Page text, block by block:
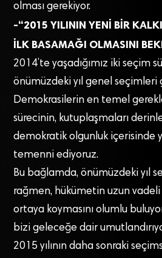
olması gerekiyor.
-“2015 YILININ YENİ BİR
İLK BASAMAĞI OLMASINI
2014’te yaşadığımız iki seçim
önümüzdeki yıl genel seçimleri
Demokrasilerin en temel
sürecinin, kutuplaşmaları
demokratik olgunluk içerisinde
temenni ediyoruz.
Bu bağlamda, önümüzdeki yıl
rağmen, hükümetin uzun
ortaya koymasını olumlu
bizi geleceğe dair
2015 yılının daha sonraki